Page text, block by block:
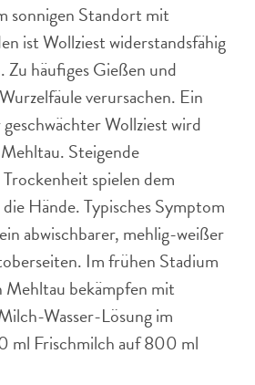
sonnigen Standort mit
ist Wollziest widerstandsfähig
Zu häufiges Gießen und
verursachen. Ein
Wollziest wird
Steigende
spielen dem
Hände. Typisches Symptom
abwischbarer, mehlig-weißer
Im frühen Stadium
Mehltau bekämpfen mit
Wasser-Lösung im
ml Frischmilch auf 800 ml